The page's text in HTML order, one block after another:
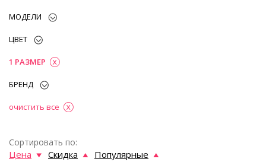
МОДЕЛИ
ЦВЕТ
1 РАЗМЕР
БРЕНД
очистить все
Сортировать по:
Цена Скидка Популярные